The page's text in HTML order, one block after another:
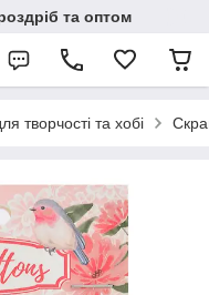
та оптом
творчості та хобі